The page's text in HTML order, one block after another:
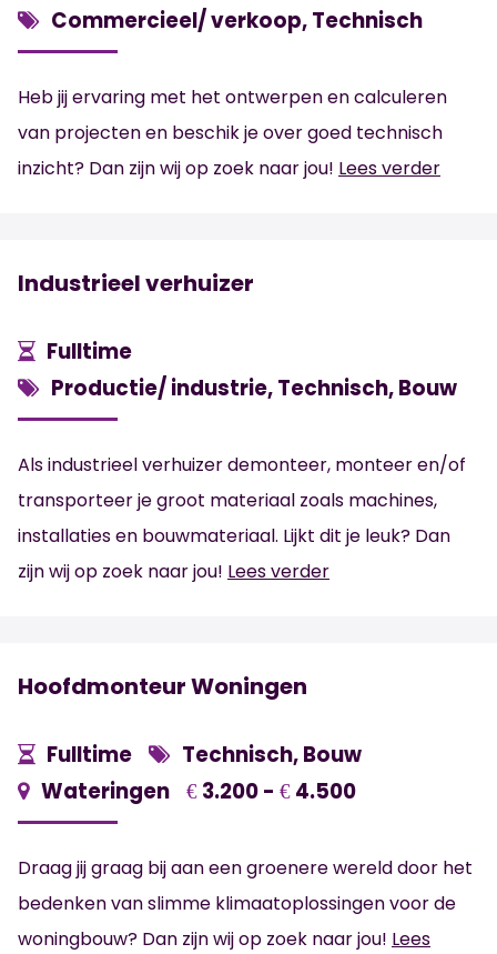
Commercieel/ verkoop, Technisch
Heb jij ervaring met het ontwerpen en calculeren
van projecten en beschik je over goed technisch
inzicht? Dan zijn wij op zoek naar jou! Lees verder
Industrieel verhuizer
Fulltime
Productie/ industrie, Technisch, Bouw
Als industrieel verhuizer demonteer, monteer en/of
transporteer je groot materiaal zoals machines,
installaties en bouwmateriaal. Lijkt dit je leuk? Dan
zijn wij op zoek naar jou! Lees verder
Hoofdmonteur Woningen
Fulltime
Technisch, Bouw
Wateringen
€ 3.200 - € 4.500
Draag jij graag bij aan een groenere wereld door het
bedenken van slimme klimaatoplossingen voor de
woningbouw? Dan zijn wij op zoek naar jou! Lees